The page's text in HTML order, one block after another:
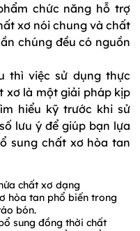
chức năng hỗ trợ
xơ nói chung và chất
chúng đều có nguồn
thì việc sử dụng thực
xơ là một giải pháp kịp
hiểu kỹ trước khi sử
lưu ý để giúp bạn lựa
sung chất xơ hòa tan
chất xơ dạng
hòa tan phổ biến trong
bón.
sung đồng thời chất